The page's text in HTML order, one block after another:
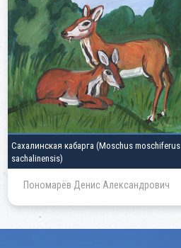
Сахалинская кабарга (Moschus moschiferus
sachalinensis)
Пономарёв Денис Александрович